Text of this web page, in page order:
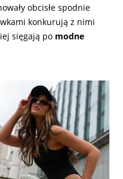
obcisłe spodnie
konkurują z nimi
sięgają po modne